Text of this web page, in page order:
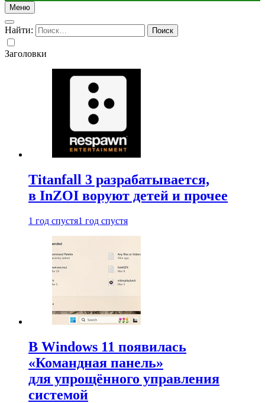
Меню
Найти:
Заголовки
Titanfall 3 разрабатывается,
в InZOI воруют детей и прочее
1 год спустя1 год спустя
В Windows 11 появилась
«Командная панель»
для упрощённого управления
системой